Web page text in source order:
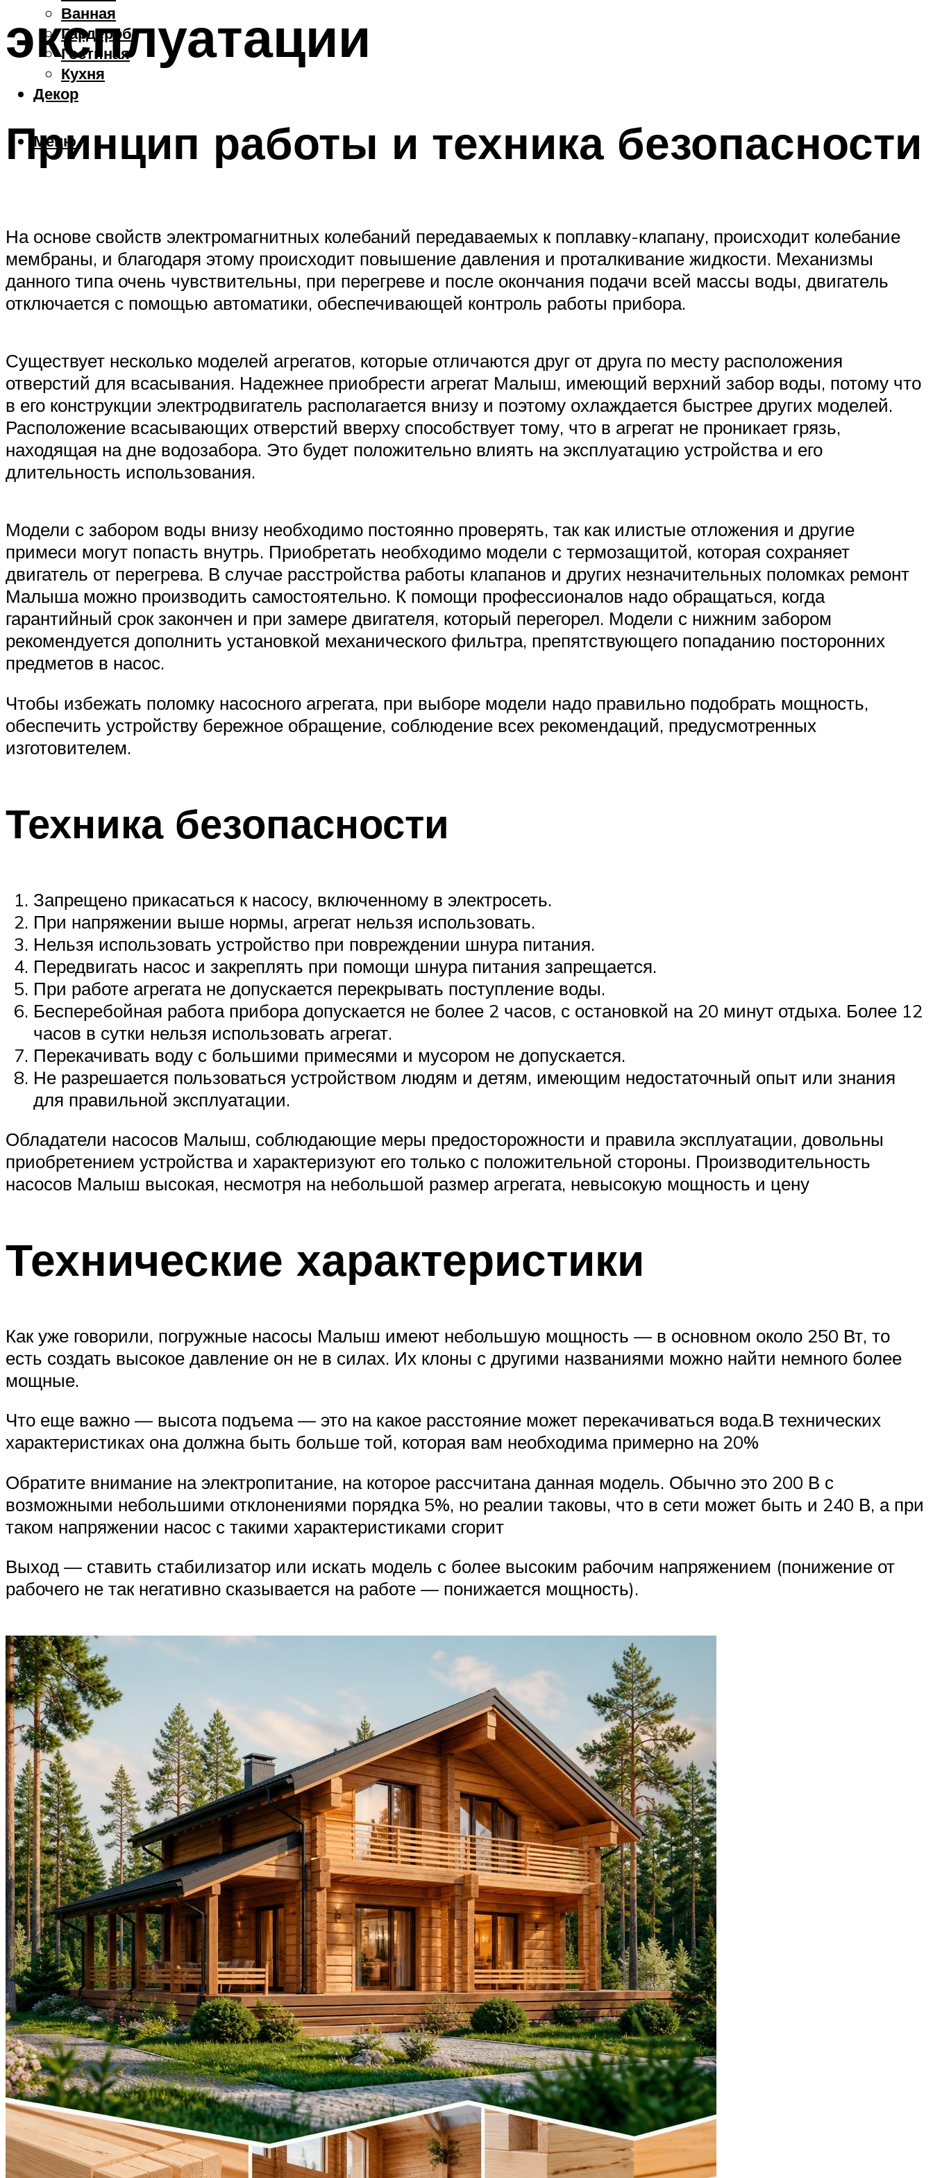
Ванная
Гардероб
Гостиная
Кухня
Декор
Меню
эксплуатации
Принцип работы и техника безопасности
На основе свойств электромагнитных колебаний передаваемых к поплавку-клапану, происходит колебание
мембраны, и благодаря этому происходит повышение давления и проталкивание жидкости. Механизмы
данного типа очень чувствительны, при перегреве и после окончания подачи всей массы воды, двигатель
отключается с помощью автоматики, обеспечивающей контроль работы прибора.
Существует несколько моделей агрегатов, которые отличаются друг от друга по месту расположения
отверстий для всасывания. Надежнее приобрести агрегат Малыш, имеющий верхний забор воды, потому что
в его конструкции электродвигатель располагается внизу и поэтому охлаждается быстрее других моделей.
Расположение всасывающих отверстий вверху способствует тому, что в агрегат не проникает грязь,
находящая на дне водозабора. Это будет положительно влиять на эксплуатацию устройства и его
длительность использования.
Модели с забором воды внизу необходимо постоянно проверять, так как илистые отложения и другие
примеси могут попасть внутрь. Приобретать необходимо модели с термозащитой, которая сохраняет
двигатель от перегрева. В случае расстройства работы клапанов и других незначительных поломках ремонт
Малыша можно производить самостоятельно. К помощи профессионалов надо обращаться, когда
гарантийный срок закончен и при замере двигателя, который перегорел. Модели с нижним забором
рекомендуется дополнить установкой механического фильтра, препятствующего попаданию посторонних
предметов в насос.
Чтобы избежать поломку насосного агрегата, при выборе модели надо правильно подобрать мощность,
обеспечить устройству бережное обращение, соблюдение всех рекомендаций, предусмотренных
изготовителем.
Техника безопасности
Запрещено прикасаться к насосу, включенному в электросеть.
При напряжении выше нормы, агрегат нельзя использовать.
Нельзя использовать устройство при повреждении шнура питания.
Передвигать насос и закреплять при помощи шнура питания запрещается.
При работе агрегата не допускается перекрывать поступление воды.
Бесперебойная работа прибора допускается не более 2 часов, с остановкой на 20 минут отдыха. Более 12
часов в сутки нельзя использовать агрегат.
Перекачивать воду с большими примесями и мусором не допускается.
Не разрешается пользоваться устройством людям и детям, имеющим недостаточный опыт или знания
для правильной эксплуатации.
Обладатели насосов Малыш, соблюдающие меры предосторожности и правила эксплуатации, довольны
приобретением устройства и характеризуют его только с положительной стороны. Производительность
насосов Малыш высокая, несмотря на небольшой размер агрегата, невысокую мощность и цену
Технические характеристики
Как уже говорили, погружные насосы Малыш имеют небольшую мощность — в основном около 250 Вт, то
есть создать высокое давление он не в силах. Их клоны с другими названиями можно найти немного более
мощные.
Что еще важно — высота подъема — это на какое расстояние может перекачиваться вода.В технических
характеристиках она должна быть больше той, которая вам необходима примерно на 20%
Обратите внимание на электропитание, на которое рассчитана данная модель. Обычно это 200 В с
возможными небольшими отклонениями порядка 5%, но реалии таковы, что в сети может быть и 240 В, а при
таком напряжении насос с такими характеристиками сгорит
Выход — ставить стабилизатор или искать модель с более высоким рабочим напряжением (понижение от
рабочего не так негативно сказывается на работе — понижается мощность).